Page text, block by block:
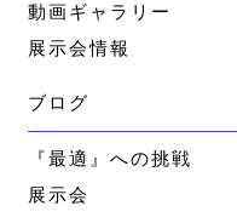
動画ギャラリー
展示会情報
ブログ
『最適』への挑戦
展示会